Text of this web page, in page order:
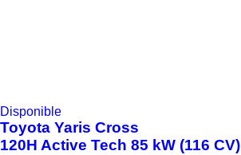
Disponible
Toyota Yaris Cross
120H Active Tech 85 kW (116 CV)